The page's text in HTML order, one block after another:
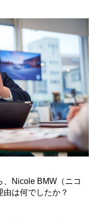
Nicole BMW（ニコ
は何でしたか？